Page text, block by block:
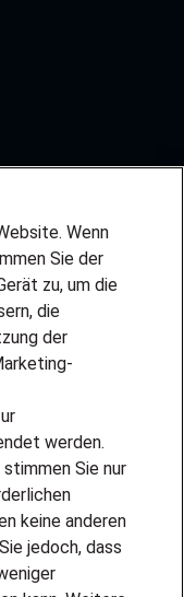
Wenn
Sie der
zu, um die
die
der
werden.
stimmen Sie nur
keine anderen
jedoch, dass